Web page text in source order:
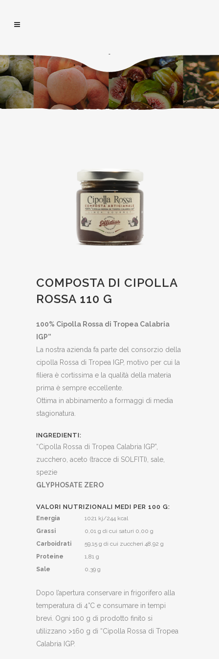
COMPOSTA DI CIPOLLA
ROSSA 110 G
100% Cipolla Rossa di Tropea Calabria
IGP”
La nostra azienda fa parte del consorzio della
cipolla Rossa di Tropea IGP, motivo per cui la
filiera è cortissima e la qualità della materia
prima è sempre eccellente.
Ottima in abbinamento a formaggi di media
stagionatura.
INGREDIENTI:
“Cipolla Rossa di Tropea Calabria IGP”,
zucchero, aceto (tracce di SOLFITI), sale,
spezie
GLYPHOSATE ZERO
VALORI NUTRIZIONALI MEDI PER 100 G:
Energia
Grassi
Carboidrati
Proteine
Sale
1021 kj/244 kcal
0,01 g di cui saturi 0,00 g
59,15 g di cui zuccheri 48,92 g
1,81 g
0,39 g
Dopo l’apertura conservare in frigorifero alla
temperatura di 4°C e consumare in tempi
brevi. Ogni 100 g di prodotto finito si
utilizzano >160 g di “Cipolla Rossa di Tropea
Calabria IGP.